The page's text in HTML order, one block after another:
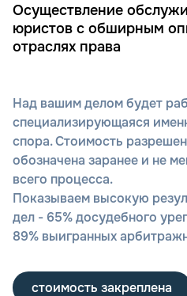
Осуществление
юристов с обширным
отраслях права
Над вашим делом будет
специализирующаяся
спора. Стоимость
обозначена заранее и не
всего процесса.
Показываем высокую
дел - 65% досудебного
89% выигранных
стоимость закреплена